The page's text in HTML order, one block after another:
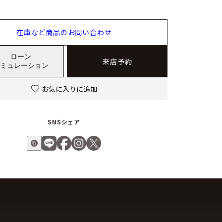
在庫など商品のお問い合わせ
ローン
ュレーション
来店予約
お気に入りに追加
SNSシェア